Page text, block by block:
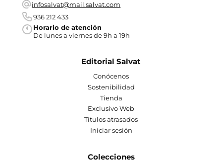
infosalvat@mail.salvat.com
936 212 433
Horario de atención
De lunes a viernes de 9h a 19h
Editorial Salvat
Conócenos
Sostenibilidad
Tienda
Exclusivo Web
Títulos atrasados
Iniciar sesión
Colecciones